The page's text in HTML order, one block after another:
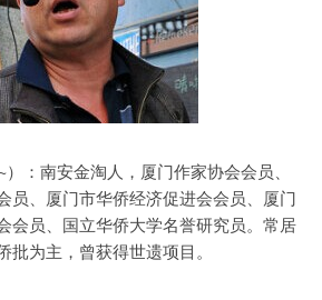
南安金淘人，厦门作家协会会员、
员、厦门市华侨经济促进会会员、厦门
会员、国立华侨大学名誉研究员。常居
批为主，曾获得世遗项目。